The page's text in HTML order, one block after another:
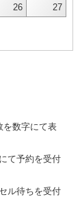
26 27
を数字にて表
て予約を受付
ル待ちを受付